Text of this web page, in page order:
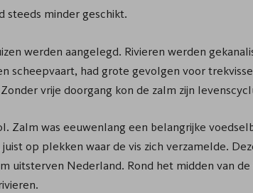
steeds minder geschikt.
werden aangelegd. Rivieren werden
scheepvaart, had grote gevolgen voor
vrije doorgang kon de zalm zijn
Zalm was eeuwenlang een belangrijke
op plekken waar de vis zich verzamelde.
uitsterven Nederland. Rond het midden van